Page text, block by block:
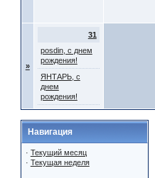
»
31
posdin, с днем
рождения!
ЯНТАРЬ, с
днем
рождения!
Навигация
· Текущий месяц
· Текущая неделя